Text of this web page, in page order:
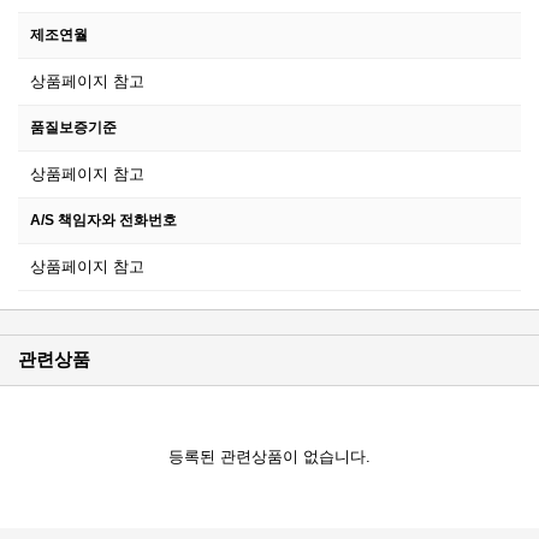
제조연월
상품페이지 참고
품질보증기준
상품페이지 참고
A/S 책임자와 전화번호
상품페이지 참고
관련상품
등록된 관련상품이 없습니다.